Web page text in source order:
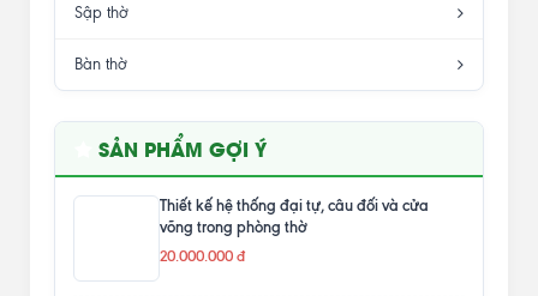
Sập thờ
Bàn thờ
SẢN PHẨM GỢI Ý
Thiết kế hệ thống đại tự, câu đối và cửa
võng trong phòng thờ
20.000.000 đ